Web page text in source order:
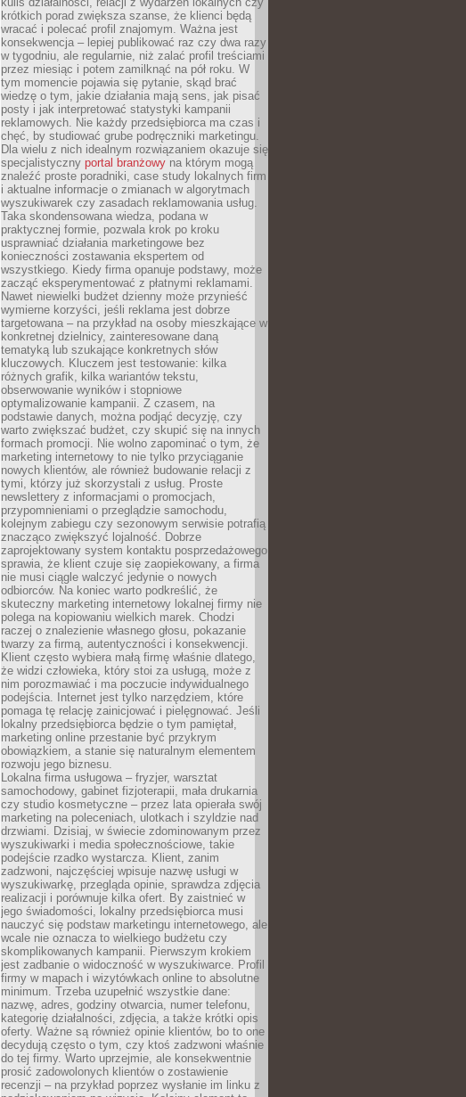
krótkich porad zwiększa szanse, że klienci będą
wracać i polecać profil znajomym. Ważna jest
konsekwencja – lepiej publikować raz czy dwa razy
w tygodniu, ale regularnie, niż zalać profil treściami
przez miesiąc i potem zamilknąć na pół roku. W
tym momencie pojawia się pytanie, skąd brać
wiedzę o tym, jakie działania mają sens, jak pisać
posty i jak interpretować statystyki kampanii
reklamowych. Nie każdy przedsiębiorca ma czas i
chęć, by studiować grube podręczniki marketingu.
Dla wielu z nich idealnym rozwiązaniem okazuje się
specjalistyczny portal branżowy na którym mogą
znaleźć proste poradniki, case study lokalnych firm
i aktualne informacje o zmianach w algorytmach
wyszukiwarek czy zasadach reklamowania usług.
Taka skondensowana wiedza, podana w
praktycznej formie, pozwala krok po kroku
usprawniać działania marketingowe bez
konieczności zostawania ekspertem od
wszystkiego. Kiedy firma opanuje podstawy, może
zacząć eksperymentować z płatnymi reklamami.
Nawet niewielki budżet dzienny może przynieść
wymierne korzyści, jeśli reklama jest dobrze
targetowana – na przykład na osoby mieszkające w
konkretnej dzielnicy, zainteresowane daną
tematyką lub szukające konkretnych słów
kluczowych. Kluczem jest testowanie: kilka
różnych grafik, kilka wariantów tekstu,
obserwowanie wyników i stopniowe
optymalizowanie kampanii. Z czasem, na
podstawie danych, można podjąć decyzję, czy
warto zwiększać budżet, czy skupić się na innych
formach promocji. Nie wolno zapominać o tym, że
marketing internetowy to nie tylko przyciąganie
nowych klientów, ale również budowanie relacji z
tymi, którzy już skorzystali z usług. Proste
newslettery z informacjami o promocjach,
przypomnieniami o przeglądzie samochodu,
kolejnym zabiegu czy sezonowym serwisie potrafią
znacząco zwiększyć lojalność. Dobrze
zaprojektowany system kontaktu posprzedażowego
sprawia, że klient czuje się zaopiekowany, a firma
nie musi ciągle walczyć jedynie o nowych
odbiorców. Na koniec warto podkreślić, że
skuteczny marketing internetowy lokalnej firmy nie
polega na kopiowaniu wielkich marek. Chodzi
raczej o znalezienie własnego głosu, pokazanie
twarzy za firmą, autentyczności i konsekwencji.
Klient często wybiera małą firmę właśnie dlatego,
że widzi człowieka, który stoi za usługą, może z
nim porozmawiać i ma poczucie indywidualnego
podejścia. Internet jest tylko narzędziem, które
pomaga tę relację zainicjować i pielęgnować. Jeśli
lokalny przedsiębiorca będzie o tym pamiętał,
marketing online przestanie być przykrym
obowiązkiem, a stanie się naturalnym elementem
rozwoju jego biznesu.
Lokalna firma usługowa – fryzjer, warsztat
samochodowy, gabinet fizjoterapii, mała drukarnia
czy studio kosmetyczne – przez lata opierała swój
marketing na poleceniach, ulotkach i szyldzie nad
drzwiami. Dzisiaj, w świecie zdominowanym przez
wyszukiwarki i media społecznościowe, takie
podejście rzadko wystarcza. Klient, zanim
zadzwoni, najczęściej wpisuje nazwę usługi w
wyszukiwarkę, przegląda opinie, sprawdza zdjęcia
realizacji i porównuje kilka ofert. By zaistnieć w
jego świadomości, lokalny przedsiębiorca musi
nauczyć się podstaw marketingu internetowego, ale
wcale nie oznacza to wielkiego budżetu czy
skomplikowanych kampanii. Pierwszym krokiem
jest zadbanie o widoczność w wyszukiwarce. Profil
firmy w mapach i wizytówkach online to absolutne
minimum. Trzeba uzupełnić wszystkie dane:
nazwę, adres, godziny otwarcia, numer telefonu,
kategorię działalności, zdjęcia, a także krótki opis
oferty. Ważne są również opinie klientów, bo to one
decydują często o tym, czy ktoś zadzwoni właśnie
do tej firmy. Warto uprzejmie, ale konsekwentnie
prosić zadowolonych klientów o zostawienie
recenzji – na przykład poprzez wysłanie im linku z